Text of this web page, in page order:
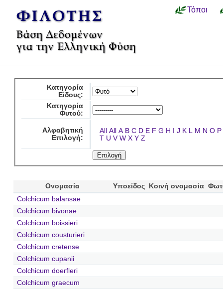
Τόποι
Κατηγορία
Είδους:
Κατηγορία
Φυτού:
Αλφαβητική
Επιλογή:
All All A B C D E F G H I J K L M N O P
T U V W X Y Z
Ονομασία Υποείδος Κοινή ονομασία
Colchicum balansae
Colchicum bivonae
Colchicum boissieri
Colchicum cousturieri
Colchicum cretense
Colchicum cupanii
Colchicum doerfleri
Colchicum graecum